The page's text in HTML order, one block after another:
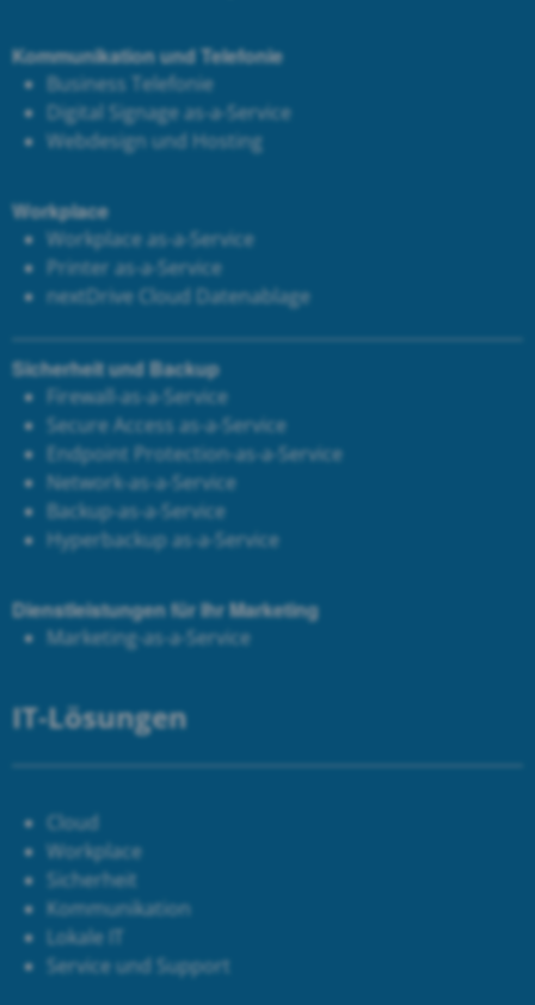
Kommunikation und Telefonie
Business Telefonie
Digital Signage as-a-Service
Webdesign und Hosting
Workplace
Workplace as-a-Service
Printer as-a-Service
nextDrive Cloud Datenablage
Sicherheit und Backup
Firewall-as-a-Service
Secure Access as-a-Service
Endpoint Protection-as-a-Service
Network-as-a-Service
Backup-as-a-Service
Hyperbackup as-a-Service
Dienstleistungen für Ihr Marketing
Marketing-as-a-Service
IT-Lösungen
Cloud
Workplace
Sicherheit
Kommunikation
Lokale IT
Service und Support